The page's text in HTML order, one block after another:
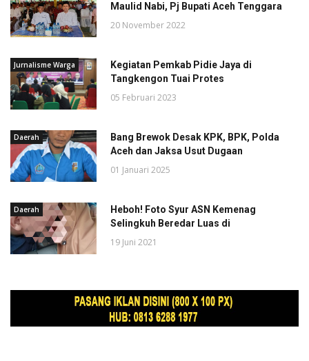
Maulid Nabi, Pj Bupati Aceh Tenggara
20 November 2022
Jurnalisme Warga
Kegiatan Pemkab Pidie Jaya di
Tangkengon Tuai Protes
05 Februari 2023
Daerah
Bang Brewok Desak KPK, BPK, Polda
Aceh dan Jaksa Usut Dugaan
01 Januari 2025
Daerah
Heboh! Foto Syur ASN Kemenag
Selingkuh Beredar Luas di
19 Juni 2021